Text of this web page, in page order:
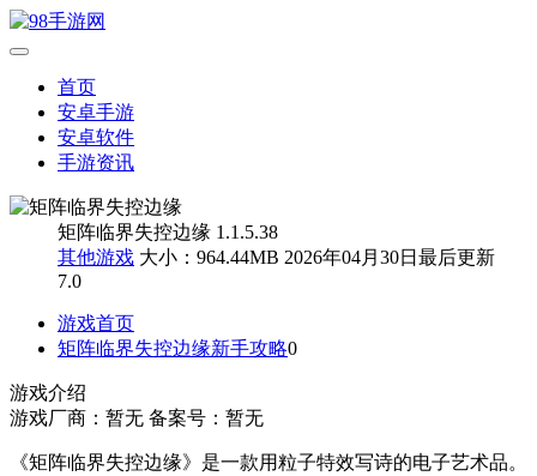
首页
安卓手游
安卓软件
手游资讯
矩阵临界失控边缘 1.1.5.38
其他游戏 大小：964.44MB 2026年04月30日最后更新
7.0
游戏首页
矩阵临界失控边缘新手攻略0
游戏介绍
游戏厂商：暂无 备案号：暂无
《矩阵临界失控边缘》是一款用粒子特效写诗的电子艺术品。